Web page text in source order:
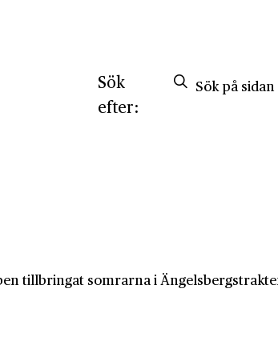
Sök
efter:
tillbringat somrarna i